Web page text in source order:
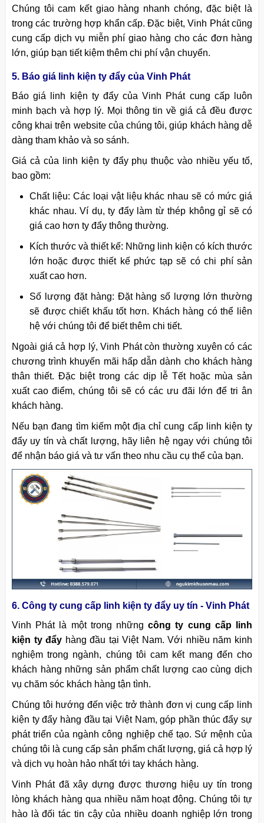
Chúng tôi cam kết giao hàng nhanh chóng, đặc biệt là
trong các trường hợp khẩn cấp. Đặc biệt, Vinh Phát cũng
cung cấp dịch vụ miễn phí giao hàng cho các đơn hàng
lớn, giúp bạn tiết kiệm thêm chi phí vận chuyển.
5. Báo giá linh kiện ty đẩy của Vinh Phát
Báo giá linh kiện ty đẩy của Vinh Phát cung cấp luôn
minh bạch và hợp lý. Mọi thông tin về giá cả đều được
công khai trên website của chúng tôi, giúp khách hàng dễ
dàng tham khảo và so sánh.
Giá cả của linh kiện ty đẩy phụ thuộc vào nhiều yếu tố,
bao gồm:
Chất liệu: Các loại vật liệu khác nhau sẽ có mức giá
khác nhau. Ví dụ, ty đẩy làm từ thép không gỉ sẽ có
giá cao hơn ty đẩy thông thường.
Kích thước và thiết kế: Những linh kiện có kích thước
lớn hoặc được thiết kế phức tạp sẽ có chi phí sản
xuất cao hơn.
Số lượng đặt hàng: Đặt hàng số lượng lớn thường
sẽ được chiết khấu tốt hơn. Khách hàng có thể liên
hệ với chúng tôi để biết thêm chi tiết.
Ngoài giá cả hợp lý, Vinh Phát còn thường xuyên có các
chương trình khuyến mãi hấp dẫn dành cho khách hàng
thân thiết. Đặc biệt trong các dịp lễ Tết hoặc mùa sản
xuất cao điểm, chúng tôi sẽ có các ưu đãi lớn để tri ân
khách hàng.
Nếu bạn đang tìm kiếm một địa chỉ cung cấp linh kiện ty
đẩy uy tín và chất lượng, hãy liên hệ ngay với chúng tôi
để nhận báo giá và tư vấn theo nhu cầu cụ thể của bạn.
6. Công ty cung cấp linh kiện ty đẩy uy tín - Vinh Phát
Vinh Phát là một trong những công ty cung cấp linh
kiện ty đẩy hàng đầu tại Việt Nam. Với nhiều năm kinh
nghiệm trong ngành, chúng tôi cam kết mang đến cho
khách hàng những sản phẩm chất lượng cao cùng dịch
vụ chăm sóc khách hàng tận tình.
Chúng tôi hướng đến việc trở thành đơn vị cung cấp linh
kiện ty đẩy hàng đầu tại Việt Nam, góp phần thúc đẩy sự
phát triển của ngành công nghiệp chế tạo. Sứ mệnh của
chúng tôi là cung cấp sản phẩm chất lượng, giá cả hợp lý
và dịch vụ hoàn hảo nhất tới tay khách hàng.
Vinh Phát đã xây dựng được thương hiệu uy tín trong
lòng khách hàng qua nhiều năm hoạt động. Chúng tôi tự
hào là đối tác tin cậy của nhiều doanh nghiệp lớn trong